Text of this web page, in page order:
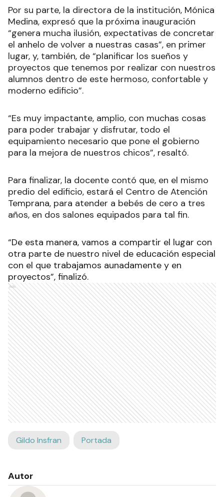
Por su parte, la directora de la institución, Mónica
Medina, expresó que la próxima inauguración
“genera mucha ilusión, expectativas de concretar
el anhelo de volver a nuestras casas”, en primer
lugar, y, también, de “planificar los sueños y
proyectos que tenemos por realizar con nuestros
alumnos dentro de este hermoso, confortable y
moderno edificio”.
“Es muy impactante, amplio, con muchas cosas
para poder trabajar y disfrutar, todo el
equipamiento necesario que pone el gobierno
para la mejora de nuestros chicos”, resaltó.
Para finalizar, la docente contó que, en el mismo
predio del edificio, estará el Centro de Atención
Temprana, para atender a bebés de cero a tres
años, en dos salones equipados para tal fin.
“De esta manera, vamos a compartir el lugar con
otra parte de nuestro nivel de educación especial
con el que trabajamos aunadamente y en
proyectos”, finalizó.
Ads
Gildo Insfran Portada
Autor